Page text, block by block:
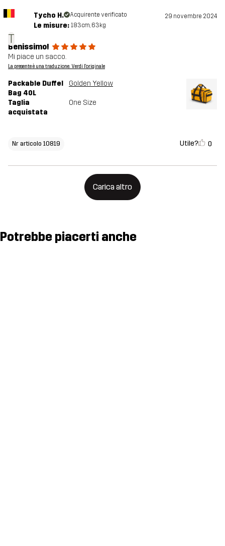
T
Tycho H. Acquirente verificato 29 novembre 2024
Le misure: 183cm, 63kg
Benissimo!
Mi piace un sacco.
La presente è una traduzione. Verdi l'originale
Packable Duffel
Bag 40L
Golden Yellow
Taglia
acquistata
One Size
Nr articolo 10819 Utile? 0
Carica altro
Potrebbe piacerti anche